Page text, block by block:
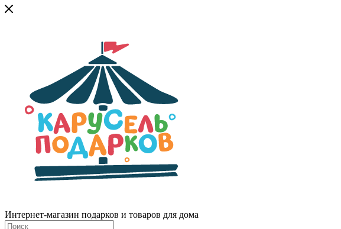
Интернет-магазин подарков и товаров для дома